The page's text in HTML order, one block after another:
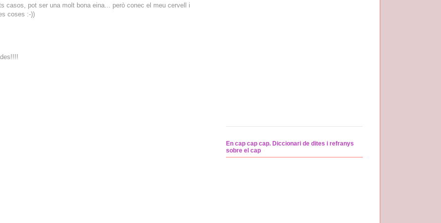
casos, pot ser una molt bona eina... però conec el meu cervell i
coses :-))
En cap cap cap. Diccionari de dites i refranys
sobre el cap